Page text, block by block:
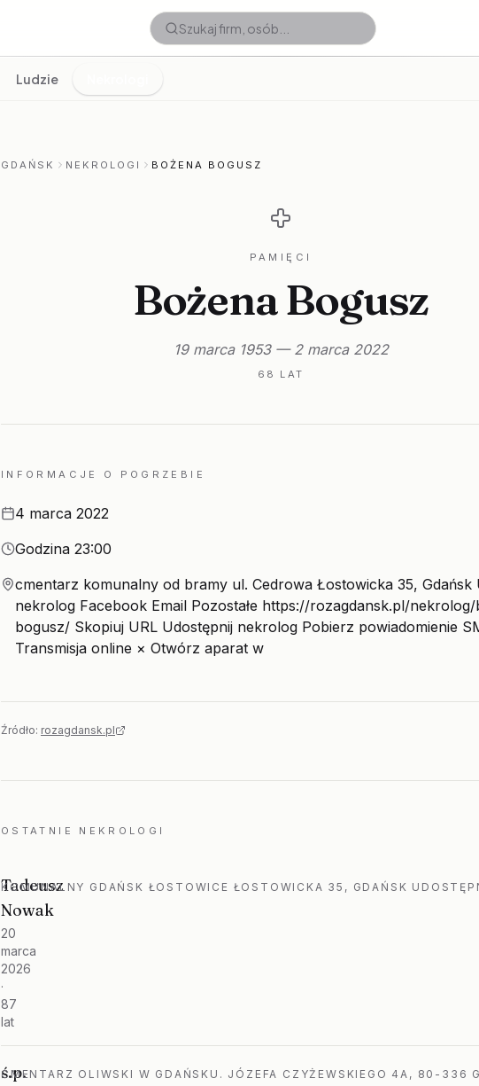
Ludzie
GDAŃSK NEKROLOGI BOŻENA BOGUSZ
PAMIĘCI
Bożena Bogusz
19 marca 1953 — 2 marca 2022
68 LAT
INFORMACJE O POGRZEBIE
Data4 marca 2022
Godzina
Godzina 23:00
Miejsce
cmentarz komunalny od bramy ul. Cedrowa Łostowicka 35, Gdańsk
nekrolog Facebook Email Pozostałe https://rozagdansk.pl/
bogusz/ Skopiuj URL Udostępnij nekrolog Pobierz powiadomienie
Transmisja online × Otwórz aparat w
Źródło: rozagdansk.pl
OSTATNIE NEKROLOGI
Tadeusz
Nowak
20
marca
2026
·
87
lat
KOMUNALNY GDAŃSK ŁOSTOWICE ŁOSTOWICKA 35, GDAŃSK
ś.p.
CMENTARZ OLIWSKI W GDAŃSKU. JÓZEFA CZYŻEWSKIEGO 4A, 80-336